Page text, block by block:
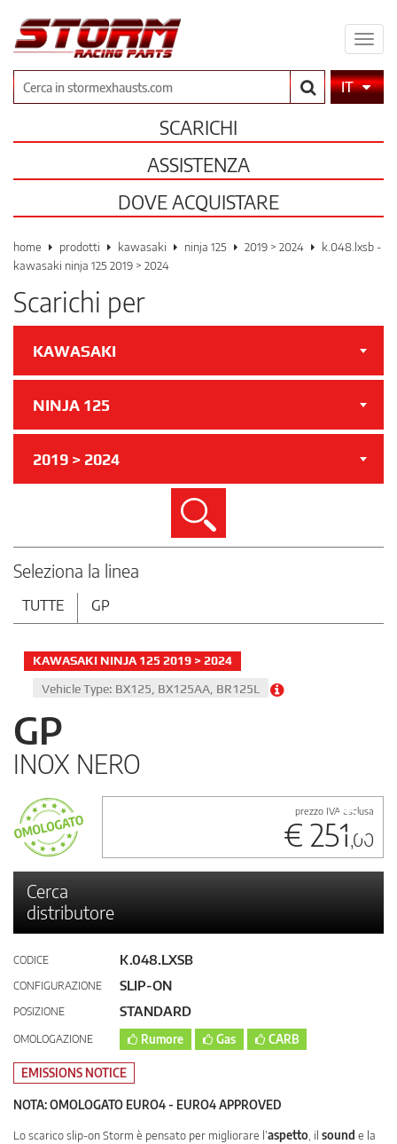
il
CercaIT
SCARICHI
ASSISTENZA
DOVE ACQUISTARE
home prodotti kawasaki ninja 125 2019 > 2024
k.048.lxsb -
kawasaki ninja 125 2019 > 2024
Scarichi per
KAWASAKI
NINJA 125
2019 > 2024
Cerca
Seleziona la linea
TUTTE GP
KAWASAKI NINJA 125 2019 > 2024
Vehicle Type: BX125, BX125AA, BR125L
GP
INOX NERO
prezzo IVA esclusa
€ 251,00
Cerca
distributore
CODICE K.048.LXSB
CONFIGURAZIONE SLIP-ON
POSIZIONE STANDARD
OMOLOGAZIONE Rumore Gas CARB
EMISSIONS NOTICE
NOTA: OMOLOGATO EURO4 - EURO4 APPROVED
Lo scarico slip-on Storm è pensato per migliorare l’aspetto , il sound e la